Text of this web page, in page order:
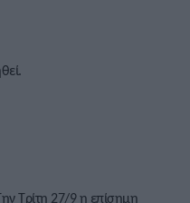
Τρίτη 27/9 η επίσημη